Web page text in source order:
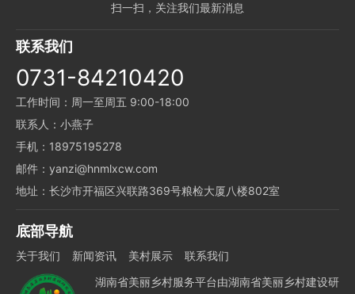
扫一扫，关注我们最新消息
联系我们
0731-84210420
工作时间：周一至周五 9:00-18:00
联系人：小燕子
手机：18975195278
邮件：yanzi@hnmlxcw.com
地址：长沙市开福区兴联路369号粮检大厦八楼802室
底部导航
关于我们 新闻资讯 美村展示
联系我们
湖南省美丽乡村服务平台由湖南省美丽乡村建设研